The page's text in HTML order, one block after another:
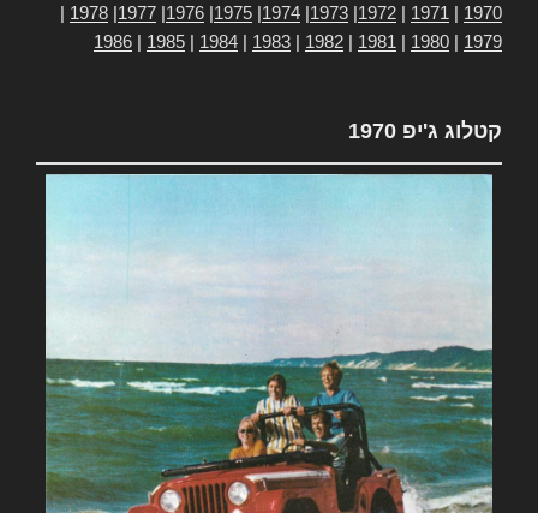
1970
1971
1972
1973
1974
1975
1976
1977
1978
1979
1980
1981
1982
1983
1984
1985
1986
קטלוג ג'יפ 1970